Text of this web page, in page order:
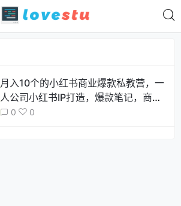
月入10个的小红书商业爆款私教营，一
人公司小红书IP打造，爆款笔记，商业
变现秘籍
0 0